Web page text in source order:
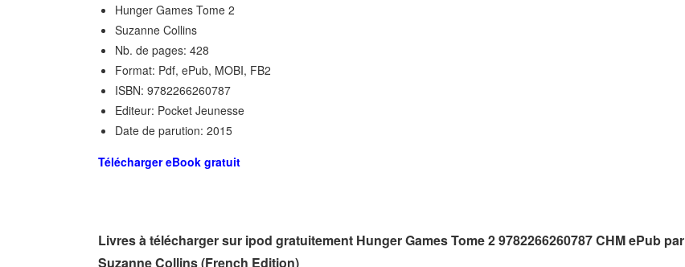
Hunger Games Tome 2
Suzanne Collins
Nb. de pages: 428
Format: Pdf, ePub, MOBI, FB2
ISBN: 9782266260787
Editeur: Pocket Jeunesse
Date de parution: 2015
Télécharger eBook gratuit
Livres à télécharger sur ipod gratuitement Hunger Games Tome 2 9782266260787 CHM ePub par
Suzanne Collins (French Edition)